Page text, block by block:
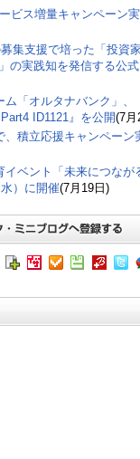
ビス増量キャンペーン
集支援で培った「投資家
の実践知を発信する公
「オルタナバンク」、
ID1121』を公開(7月
積立応援キャンペーン
ベント「未来につなが
）に開催(7月19日)